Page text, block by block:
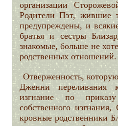
организации
Родители Пэт, жившие
предупреждены, и
братья и сестры
знакомые, больше не
родственных отношений.
Отверженность,
Дженни переливания
изгнание по
собственного
кровные родственники